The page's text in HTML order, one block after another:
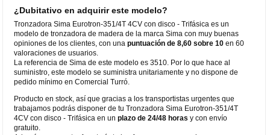
¿Dubitativo en adquirir este modelo?
Tronzadora Sima Eurotron-351/4T 4CV con disco - Trifásica es un
modelo de tronzadora de madera de la marca Sima con muy buenas
opiniones de los clientes, con unapuntuación de 8,60 sobre 10 en 60
valoraciones de usuarios.
La referencia de Sima de este modelo es 3510. Por lo que hace al
suministro, este modelo se suministra unitariamente y no dispone de
pedido mínimo en Comercial Turró.
Producto en stock, así que gracias a los transportistas urgentes que
trabajamos podrás disponer de tu Tronzadora Sima Eurotron-351/4T
4CV con disco - Trifásica en unplazo de 24/48 horas y con envío
gratuito.